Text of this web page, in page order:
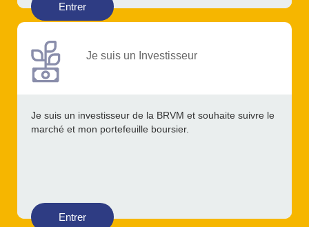
Entrer
Je suis un Investisseur
Je suis un investisseur de la BRVM et souhaite suivre le
marché et mon portefeuille boursier.
Entrer